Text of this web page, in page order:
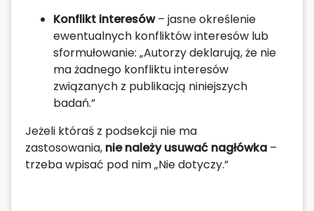
Konflikt interesów– jasne określenie
ewentualnych konfliktów interesów lub
sformułowanie: „Autorzy deklarują, że nie
ma żadnego konfliktu interesów
związanych z publikacją niniejszych
badań.”
Jeżeli któraś z podsekcji nie ma
zastosowania, nie należy usuwać nagłówka –
trzeba wpisać pod nim „Nie dotyczy.”